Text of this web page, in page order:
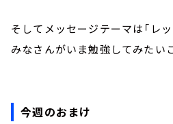
そしてメッセージテーマは「レッ
みなさんがいま勉強してみたい
今週のおまけ